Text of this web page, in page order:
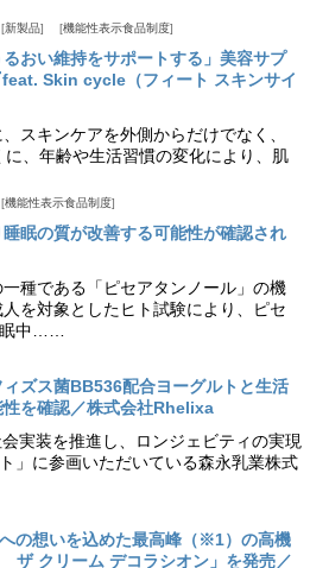
新製品 機能性表示食品制度
おい維持をサポートする」美容サプ
Skin cycle（フィート スキンサイ
スキンケアを外側からだけでなく、
、年齢や生活習慣の変化により、肌
機能性表示食品制度
眠の質が改善する可能性が確認され
種である「ピセアタンノール」の機
を対象としたヒト試験により、ピセ
中……
ズス菌BB536配合ヨーグルトと生活
を確認／株式会社Rhelixa
実装を推進し、ロンジェビティの実現
」に参画いただいている森永乳業株式
の想いを込めた最高峰（※1）の高機
ザ クリーム デコラシオン」を発売／